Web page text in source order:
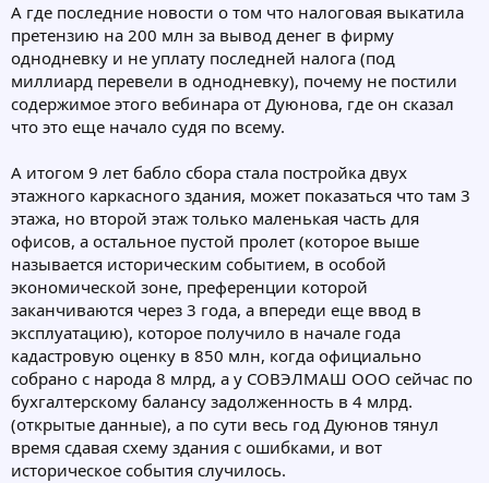
А где последние новости о том что налоговая выкатила
претензию на 200 млн за вывод денег в фирму
однодневку и не уплату последней налога (под
миллиард перевели в однодневку), почему не постили
содержимое этого вебинара от Дуюнова, где он сказал
что это еще начало судя по всему.
А итогом 9 лет бабло сбора стала постройка двух
этажного каркасного здания, может показаться что там 3
этажа, но второй этаж только маленькая часть для
офисов, а остальное пустой пролет (которое выше
называется историческим событием, в особой
экономической зоне, преференции которой
заканчиваются через 3 года, а впереди еще ввод в
эксплуатацию), которое получило в начале года
кадастровую оценку в 850 млн, когда официально
собрано с народа 8 млрд, а у СОВЭЛМАШ ООО сейчас по
бухгалтерскому балансу задолженность в 4 млрд.
(открытые данные), а по сути весь год Дуюнов тянул
время сдавая схему здания с ошибками, и вот
историческое события случилось.